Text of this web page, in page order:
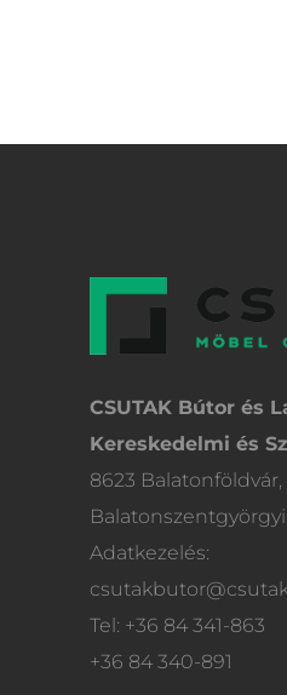
CSUTAK Bútor és
Kereskedelmi és
8623 Balatonföldvár,
Adatkezelés:
Tel: +36 84 341-863
+36 84 340-891